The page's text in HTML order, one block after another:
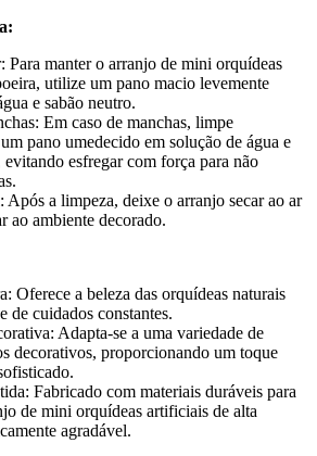
Para manter o arranjo de mini orquídeas
utilize um pano macio levemente
e sabão neutro.
Em caso de manchas, limpe
pano umedecido em solução de água e
evitando esfregar com força para não
Após a limpeza, deixe o arranjo secar ao ar
ao ambiente decorado.
Oferece a beleza das orquídeas naturais
de cuidados constantes.
Adapta-se a uma variedade de
decorativos, proporcionando um toque
Fabricado com materiais duráveis para
de mini orquídeas artificiais de alta
agradável.